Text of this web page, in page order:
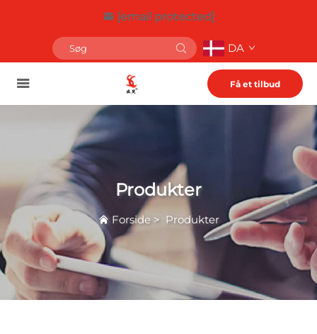
[email protected]
DA
Få et tilbud
Produkter
Forside> Produkter